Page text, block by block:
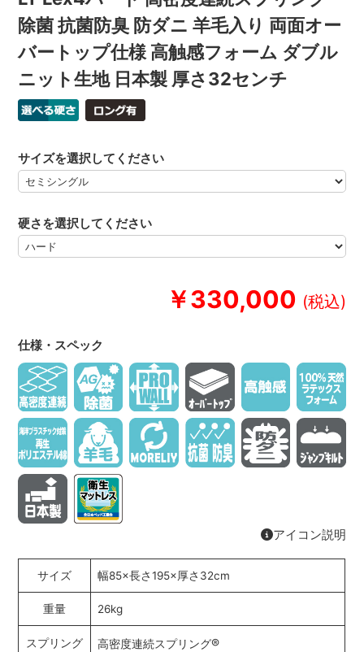
除菌 抗菌防臭 防ダニ 羊毛入り 両面オー
バートップ仕様 高触感フォーム ダブル
ニット生地 日本製 厚さ32センチ
￥330,000
サイズを選択してください
硬さを選択してください
仕様・スペック
アイコン説明
サイズ 幅85×長さ195×厚さ32cm
重量 26kg
スプリング 高密度連続スプリング®